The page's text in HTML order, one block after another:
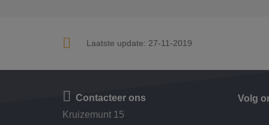
Laatste update: 27-11-2019
Contacteer ons
Kruizemunt 15
Volg